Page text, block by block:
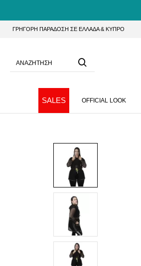
ΓΡΗΓΟΡΗ ΠΑΡΑΔΟΣΗ ΣΕ ΕΛΛΑΔΑ & ΚΥΠΡΟ
SALES OFFICIAL LOOK